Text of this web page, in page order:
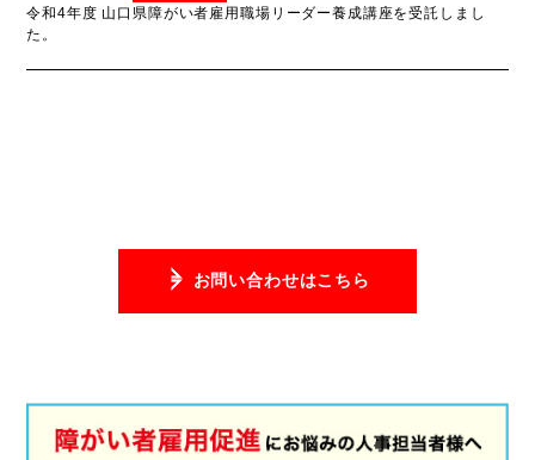
令和4年度 山口県障がい者雇用職場リーダー養成講座を受託しまし
た。
お問い合わせはこちら